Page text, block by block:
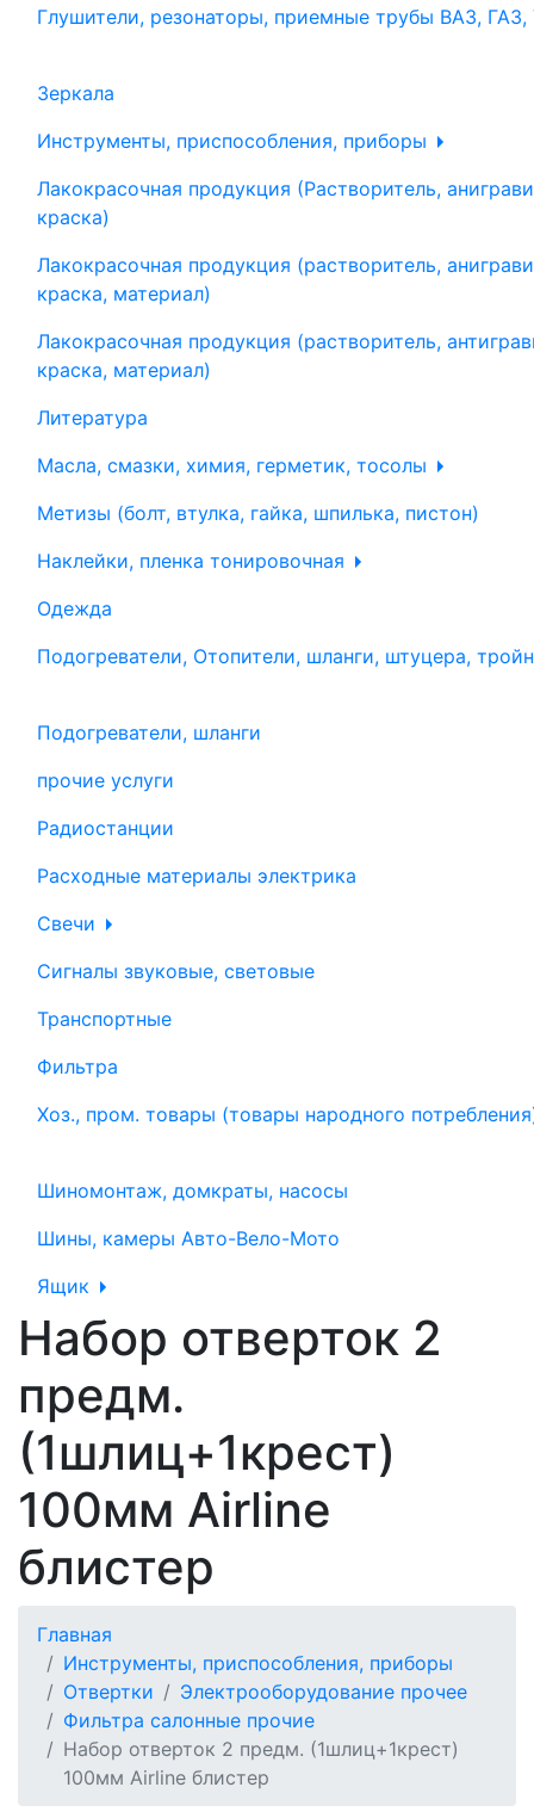
Глушители, резонаторы, приемные трубы ВАЗ, ГАЗ,
Зеркала
Инструменты, приспособления, приборы
Лакокрасочная продукция (Растворитель,
краска)
Лакокрасочная продукция (растворитель,
краска, материал)
Лакокрасочная продукция (растворитель,
краска, материал)
Литература
Масла, смазки, химия, герметик, тосолы
Метизы (болт, втулка, гайка, шпилька, пистон)
Наклейки, пленка тонировочная
Одежда
Подогреватели, Отопители, шланги, штуцера,
Подогреватели, шланги
прочие услуги
Радиостанции
Расходные материалы электрика
Свечи
Сигналы звуковые, световые
Транспортные
Фильтра
Хоз., пром. товары (товары народного
Шиномонтаж, домкраты, насосы
Шины, камеры Авто-Вело-Мото
Ящик
Набор отверток 2
предм.
(1шлиц+1крест)
100мм Airline
блистер
Главная
Инструменты, приспособления, приборы
Отвертки
Электрооборудование прочее
Фильтра салонные прочие
Набор отверток 2 предм. (1шлиц+1крест)
100мм Airline блистер